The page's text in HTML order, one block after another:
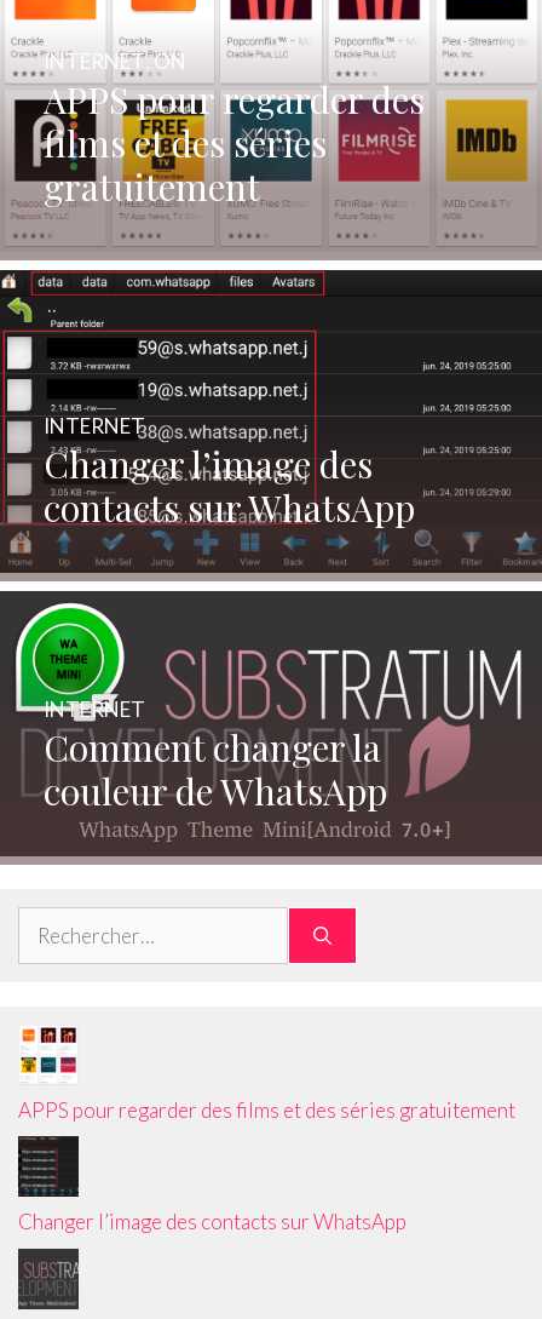
APPS pour regarder des
films et des séries
gratuitement
INTERNET,ON
Changer l’image des
contacts sur WhatsApp
INTERNET
Comment changer la
couleur de WhatsApp
INTERNET
Rechercher :
APPS pour regarder des films et des séries gratuitement
Changer l’image des contacts sur WhatsApp